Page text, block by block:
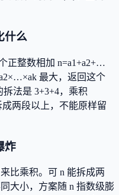
什么
正整数相加 n=a1+a2+…
最大，返回这个
法是 3+3+4，乘积
两段以上，不能原样留
炸
比乘积。可 n 能拆成两
大小，方案随 n 指数级膨